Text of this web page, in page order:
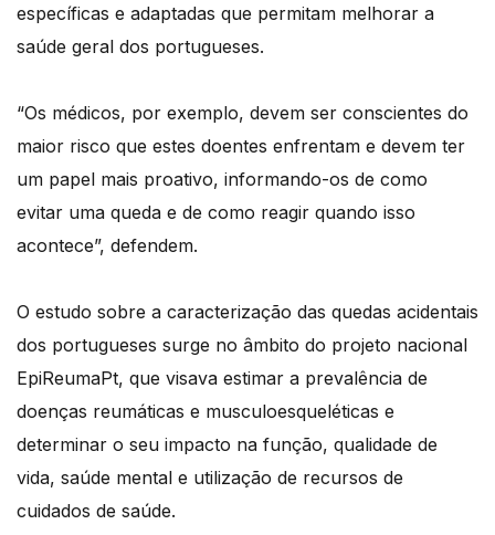
específicas e adaptadas que permitam melhorar a
saúde geral dos portugueses.
“Os médicos, por exemplo, devem ser conscientes do
maior risco que estes doentes enfrentam e devem ter
um papel mais proativo, informando-os de como
evitar uma queda e de como reagir quando isso
acontece”, defendem.
O estudo sobre a caracterização das quedas acidentais
dos portugueses surge no âmbito do projeto nacional
EpiReumaPt, que visava estimar a prevalência de
doenças reumáticas e musculoesqueléticas e
determinar o seu impacto na função, qualidade de
vida, saúde mental e utilização de recursos de
cuidados de saúde.